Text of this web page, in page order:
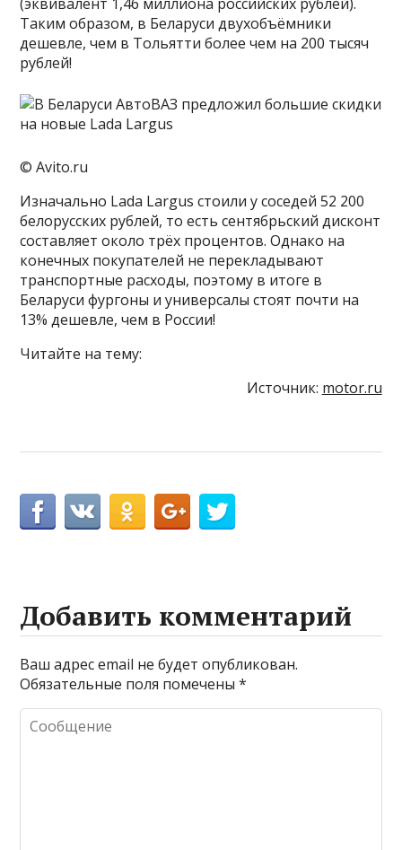
Таким образом, в Беларуси двухобъёмники
дешевле, чем в Тольятти более чем на 200 тысяч
рублей!
© Avito.ru
Изначально Lada Largus стоили у соседей 52 200
белорусских рублей, то есть сентябрьский дисконт
составляет около трёх процентов. Однако на
конечных покупателей не перекладывают
транспортные расходы, поэтому в итоге в
Беларуси фургоны и универсалы стоят почти на
13% дешевле, чем в России!
Читайте на тему:
Источник: motor.ru
Добавить комментарий
Ваш адрес email не будет опубликован.
Обязательные поля помечены*